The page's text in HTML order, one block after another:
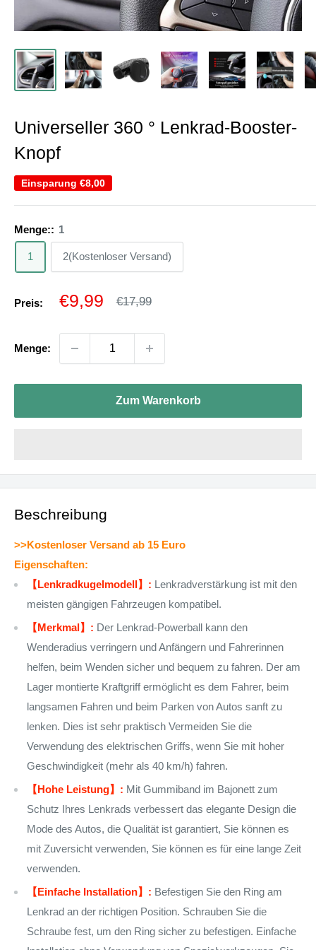
Universeller 360 ° Lenkrad-Booster-
Knopf
Einsparung €8,00
Menge:: 1
1 2(Kostenloser Versand)
Preis: Sonderpreis
€9,99 Normalpreis
€17,99
Menge:
Zum Warenkorb
Beschreibung
>>Kostenloser Versand ab 15 Euro
Eigenschaften:
【Lenkradkugelmodell】: Lenkradverstärkung ist mit den
meisten gängigen Fahrzeugen kompatibel.
【Merkmal】: Der Lenkrad-Powerball kann den
Wenderadius verringern und Anfängern und Fahrerinnen
helfen, beim Wenden sicher und bequem zu fahren. Der am
Lager montierte Kraftgriff ermöglicht es dem Fahrer, beim
langsamen Fahren und beim Parken von Autos sanft zu
lenken. Dies ist sehr praktisch Vermeiden Sie die
Verwendung des elektrischen Griffs, wenn Sie mit hoher
Geschwindigkeit (mehr als 40 km/h) fahren.
【Hohe Leistung】: Mit Gummiband im Bajonett zum
Schutz Ihres Lenkrads verbessert das elegante Design die
Mode des Autos, die Qualität ist garantiert, Sie können es
mit Zuversicht verwenden, Sie können es für eine lange Zeit
verwenden.
【Einfache Installation】: Befestigen Sie den Ring am
Lenkrad an der richtigen Position. Schrauben Sie die
Schraube fest, um den Ring sicher zu befestigen. Einfache